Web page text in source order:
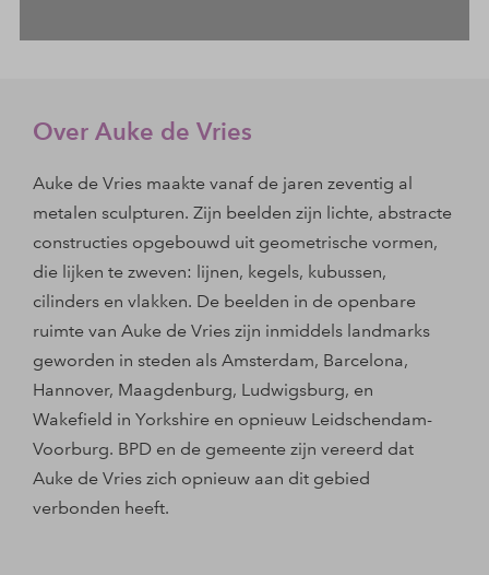
Over Auke de Vries
Auke de Vries maakte vanaf de jaren zeventig al
metalen sculpturen. Zijn beelden zijn lichte, abstracte
constructies opgebouwd uit geometrische vormen,
die lijken te zweven: lijnen, kegels, kubussen,
cilinders en vlakken. De beelden in de openbare
ruimte van Auke de Vries zijn inmiddels landmarks
geworden in steden als Amsterdam, Barcelona,
Hannover, Maagdenburg, Ludwigsburg, en
Wakefield in Yorkshire en opnieuw Leidschendam-
Voorburg. BPD en de gemeente zijn vereerd dat
Auke de Vries zich opnieuw aan dit gebied
verbonden heeft.